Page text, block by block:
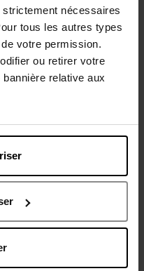
nécessaires
tous les autres types
votre permission.
ou retirer votre
relative aux
chose ?